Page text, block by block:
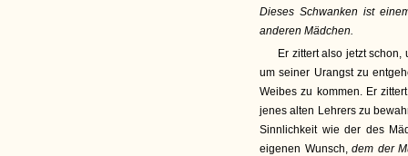
Dieses Schwanken ist
anderen Mädchen.
Er zittert also jetzt
um seiner Urangst zu
Weibes zu kommen. Er
jenes alten Lehrers zu
Sinnlichkeit wie der des
eigenen Wunsch,dem der